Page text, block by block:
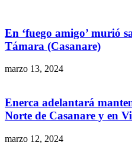
En ‘fuego amigo’ murió
Támara (Casanare)
marzo 13, 2024
Enerca adelantará
Norte de Casanare y en
marzo 12, 2024